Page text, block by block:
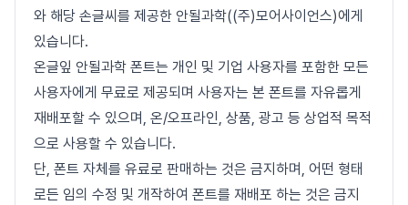
와 해당 손글씨를 제공한 안될과학((주)모어사이언스)에게
있습니다.
온글잎 안될과학 폰트는 개인 및 기업 사용자를 포함한 모든
사용자에게 무료로 제공되며 사용자는 본 폰트를 자유롭게
재배포할 수 있으며, 온/오프라인, 상품, 광고 등 상업적 목적
으로 사용할 수 있습니다.
단, 폰트 자체를 유료로 판매하는 것은 금지하며, 어떤 형태
로든 임의 수정 및 개작하여 폰트를 재배포 하는 것은 금지